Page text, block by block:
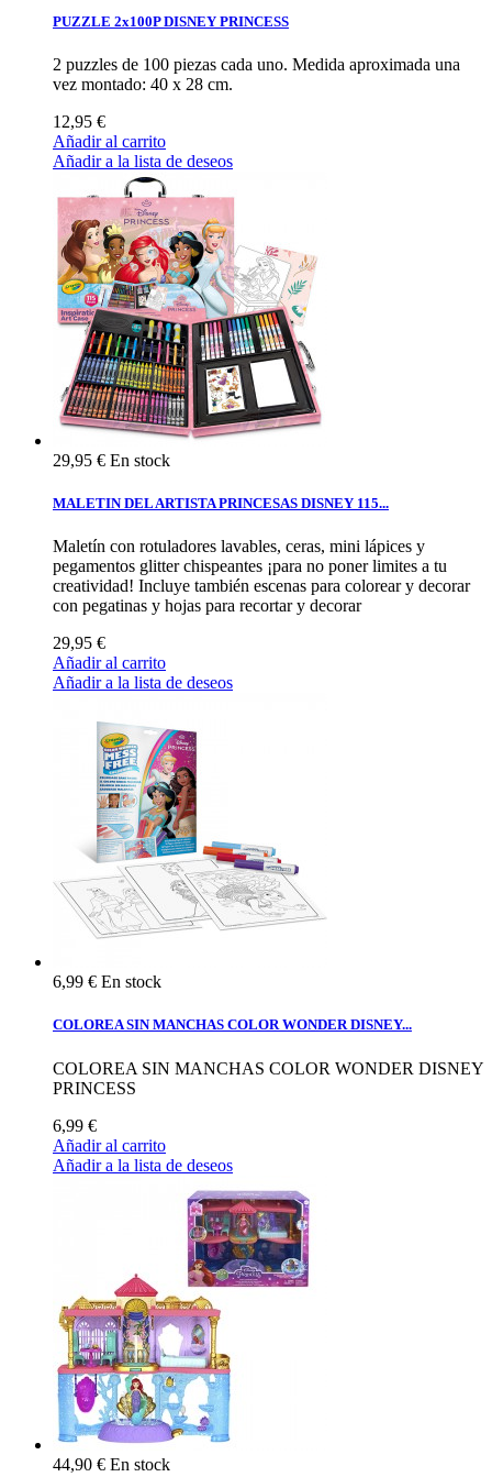
PUZZLE 2x100P DISNEY PRINCESS
2 puzzles de 100 piezas cada uno. Medida aproximada una
vez montado: 40 x 28 cm.
12,95 €
Añadir al carrito
Añadir a la lista de deseos
29,95 € En stock
MALETIN DEL ARTISTA PRINCESAS DISNEY 115...
Maletín con rotuladores lavables, ceras, mini lápices y
pegamentos glitter chispeantes ¡para no poner limites a tu
creatividad! Incluye también escenas para colorear y decorar
con pegatinas y hojas para recortar y decorar
29,95 €
Añadir al carrito
Añadir a la lista de deseos
6,99 € En stock
COLOREA SIN MANCHAS COLOR WONDER DISNEY...
COLOREA SIN MANCHAS COLOR WONDER DISNEY
PRINCESS
6,99 €
Añadir al carrito
Añadir a la lista de deseos
44,90 € En stock